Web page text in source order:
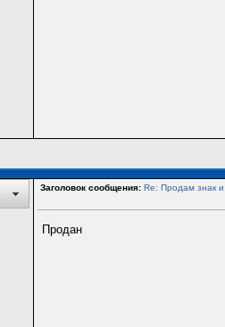
Заголовок сообщения: Re: Продам знак
Продан